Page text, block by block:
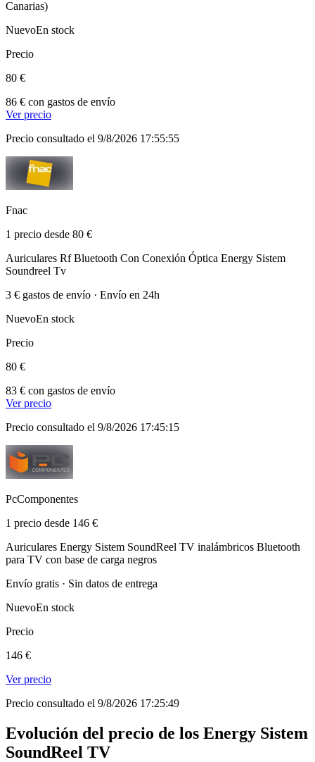
Canarias)
NuevoEn stock
Precio
80 €
86 € con gastos de envío
Ver precio
Precio consultado el 9/8/2026 17:55:55
Fnac
1 precio desde 80 €
Auriculares Rf Bluetooth Con Conexión Óptica Energy Sistem
Soundreel Tv
3 € gastos de envío · Envío en 24h
NuevoEn stock
Precio
80 €
83 € con gastos de envío
Ver precio
Precio consultado el 9/8/2026 17:45:15
PcComponentes
1 precio desde 146 €
Auriculares Energy Sistem SoundReel TV inalámbricos Bluetooth
para TV con base de carga negros
Envío gratis · Sin datos de entrega
NuevoEn stock
Precio
146 €
Ver precio
Precio consultado el 9/8/2026 17:25:49
Evolución del precio de los Energy Sistem
SoundReel TV